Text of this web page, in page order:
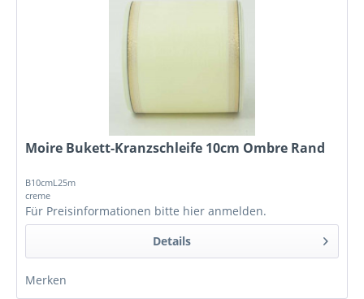
Moire Bukett-Kranzschleife 10cm Ombre Rand
B10cmL25m
creme
Für Preisinformationen bitte hier anmelden.
Details
Merken